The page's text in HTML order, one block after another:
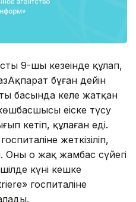
9-шы кезеңінде құлап,
бұған дейін
басында келе жатқан
еңіске түсу
кетіп, құлаған еді.
жеткізіліп,
Оның оң жақ жамбас сүйегі
күні кешке
госпиталіне